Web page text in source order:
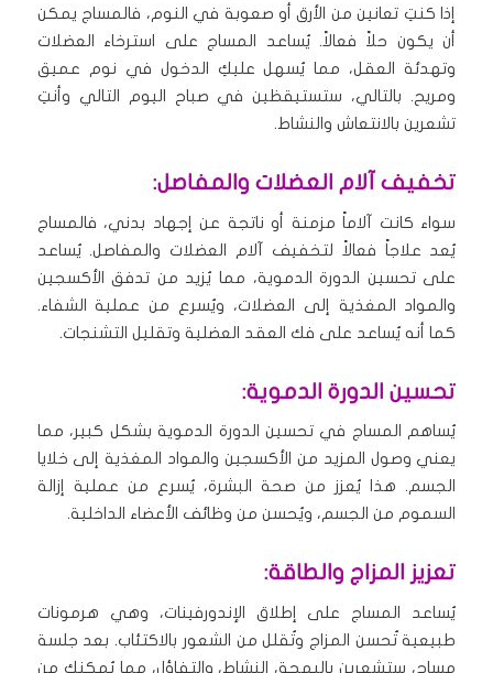
إذا كنتِ تعانين من الأرق أو صعوبة في النوم، فالمساج يمكن
أن يكون حلاً فعالاً. يُساعد المساج على استرخاء العضلات
وتهدئة العقل، مما يُسهل عليكِ الدخول في نوم عميق
ومريح. بالتالي، ستستيقظين في صباح اليوم التالي وأنتِ
تشعرين بالانتعاش والنشاط.
تخفيف آلام العضلات والمفاصل:
سواء كانت آلاماً مزمنة أو ناتجة عن إجهاد بدني، فالمساج
يُعد علاجاً فعالاً لتخفيف آلام العضلات والمفاصل. يُساعد
على تحسين الدورة الدموية، مما يُزيد من تدفق الأكسجين
والمواد المغذية إلى العضلات، ويُسرع من عملية الشفاء.
كما أنه يُساعد على فك العقد العضلية وتقليل التشنجات.
تحسين الدورة الدموية:
يُساهم المساج في تحسين الدورة الدموية بشكل كبير، مما
يعني وصول المزيد من الأكسجين والمواد المغذية إلى خلايا
الجسم. هذا يُعزز من صحة البشرة، يُسرع من عملية إزالة
السموم من الجسم، ويُحسن من وظائف الأعضاء الداخلية.
تعزيز المزاج والطاقة:
يُساعد المساج على إطلاق الإندورفينات، وهي هرمونات
طبيعية تُحسن المزاج وتُقلل من الشعور بالاكتئاب. بعد جلسة
مساج، ستشعرين بالبهجة، النشاط، والتفاؤل، مما يُمكنكِ من